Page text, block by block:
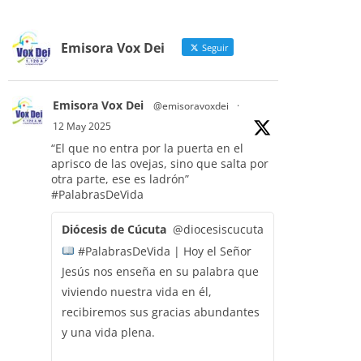
Emisora Vox Dei Seguir
Emisora Vox Dei @emisoravoxdei
·
12 May 2025
“El que no entra por la puerta en el
aprisco de las ovejas, sino que salta por
otra parte, ese es ladrón”
#PalabrasDeVida
Diócesis de Cúcuta @diocesiscucuta
#PalabrasDeVida | Hoy el Señor
Jesús nos enseña en su palabra que
viviendo nuestra vida en él,
recibiremos sus gracias abundantes
y una vida plena.